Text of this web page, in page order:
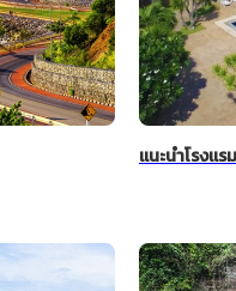
แนะนำโรงแ